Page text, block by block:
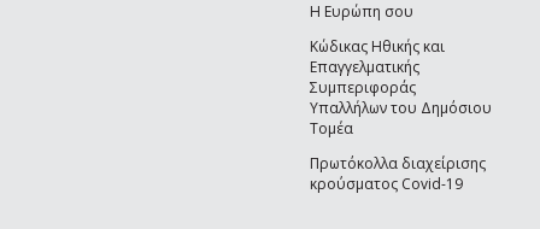
Η Ευρώπη σου
Κώδικας Ηθικής και
Επαγγελματικής
Συμπεριφοράς
Υπαλλήλων του Δημόσιου
Τομέα
Πρωτόκολλα διαχείρισης
κρούσματος Covid-19